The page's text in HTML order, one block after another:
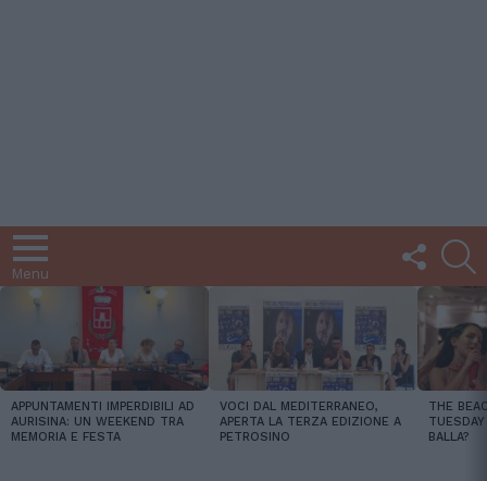
Menu
FOLLOW
US
LATEST
APPUNTAMENTI IMPERDIBILI AD
AURISINA: UN WEEKEND TRA
MEMORIA E FESTA
VOCI DAL MEDITERRANEO,
APERTA LA TERZA EDIZIONE A
PETROSINO
THE
BALLA?